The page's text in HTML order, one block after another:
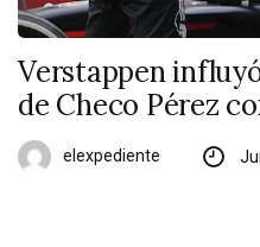
Verstappen
de Checo Pérez
elexpediente